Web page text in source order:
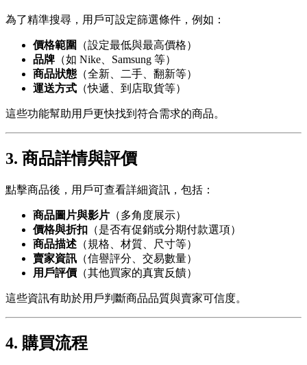
為了精準搜尋，用戶可設定篩選條件，例如：
價格範圍
（設定最低與最高價格）
品牌 （如 Nike、Samsung 等）
商品狀態 （全新、二手、翻新等）
運送方式 （快遞、到店取貨等）
這些功能幫助用戶更快找到符合需求的商品。
3. 商品詳情與評價
點擊商品後，用戶可查看詳細資訊，包括：
商品圖片與影片 （多角度展示）
價格與折扣 （是否有促銷或分期付款選項）
商品描述 （規格、材質、尺寸等）
賣家資訊 （信譽評分、交易數量）
用戶評價 （其他買家的真實反饋）
這些資訊有助於用戶判斷商品品質與賣家可信度。
4. 購買流程